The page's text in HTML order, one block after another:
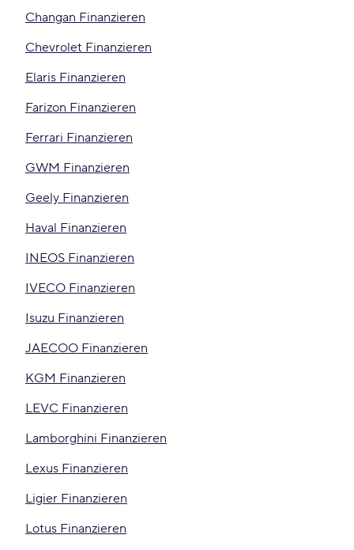
Changan Finanzieren
Chevrolet Finanzieren
Elaris Finanzieren
Farizon Finanzieren
Ferrari Finanzieren
GWM Finanzieren
Geely Finanzieren
Haval Finanzieren
INEOS Finanzieren
IVECO Finanzieren
Isuzu Finanzieren
JAECOO Finanzieren
KGM Finanzieren
LEVC Finanzieren
Lamborghini Finanzieren
Lexus Finanzieren
Ligier Finanzieren
Lotus Finanzieren